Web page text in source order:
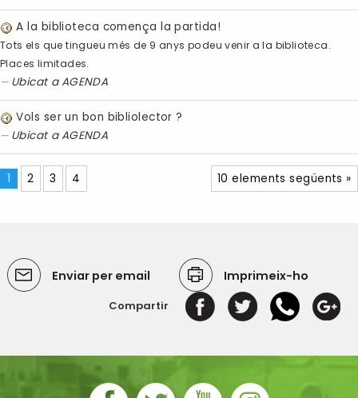
A la biblioteca comença la partida!
Tots els que tingueu més de 9 anys podeu venir a la biblioteca.
Places limitades.
Ubicat aAGENDA
Vols ser un bon bibliolector ?
Ubicat aAGENDA
10 elements següents »
1 2 3 4
Enviar per email Imprimeix-ho
Compartir